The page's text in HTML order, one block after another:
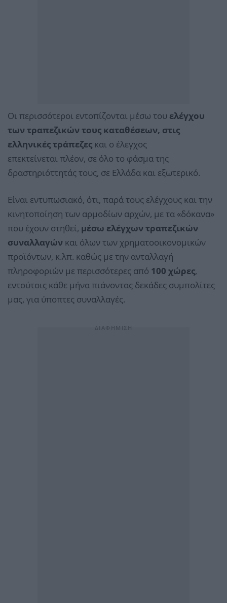
Οι περισσότεροι εντοπίζονται μέσω του ελέγχου
των τραπεζικών τους καταθέσεων, στις
ελληνικές τράπεζες και ο έλεγχος
επεκτείνεται πλέον, σε όλο το φάσμα της
δραστηριόττητάς τους, σε Ελλάδα και εξωτερικό.
Είναι εντυπωσιακό, ότι, παρά τους ελέγχους και την
κινητοποίηση των αρμοδίων αρχών, με τα «δόκανα»
που έχουν στηθεί, μέσω ελέγχων τραπεζικών
συναλλαγών και όλων των χρηματοοικονομικών
προϊόντων, κ.λπ. καθώς με την ανταλλαγή
πληροφοριών με περισσότερες από 100 χώρες,
εντούτοις κάθε μήνα πιάνοντας δεκάδες συμπολίτες
μας, για ύποπτες συναλλαγές.